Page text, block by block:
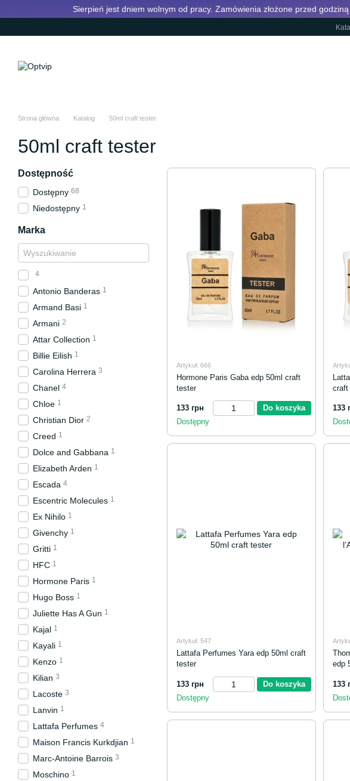
Przejdź do głównej treściSierpień jest dniem wolnym od pracy. Zamówienia złożone przed
Strona główna Katalog 50ml craft tester
50ml craft tester
Artykuł: 666
Hormone Paris Gaba edp 50ml craft
tester
133 грн
Do koszyka
Dostępny
craft
133
Artykuł: 547
Lattafa Perfumes Yara edp 50ml craft
tester
133 грн
Do koszyka
Dostępny
edp
133
Dostępność
Dostępny 68
Niedostępny 1
Marka
4
Antonio Banderas 1
Armand Basi 1
Armani 2
Attar Collection 1
Billie Eilish 1
Carolina Herrera 3
Chanel 4
Chloe 1
Christian Dior 2
Creed 1
Dolce and Gabbana 1
Elizabeth Arden 1
Escada 4
Escentric Molecules 1
Ex Nihilo 1
Givenchy 1
Gritti 1
HFC 1
Hormone Paris 1
Hugo Boss 1
Juliette Has A Gun 1
Kajal 1
Kayali 1
Kenzo 1
Kilian 3
Lacoste 3
Lanvin 1
Lattafa Perfumes 4
Maison Francis Kurkdjian 1
Marc-Antoine Barrois 3
Moschino 1